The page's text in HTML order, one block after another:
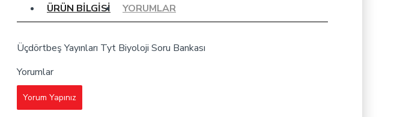
ÜRÜN BILGISI YORUMLAR
Üçdörtbeş Yayınları Tyt Biyoloji Soru Bankası
Yorumlar
Yorum Yapınız